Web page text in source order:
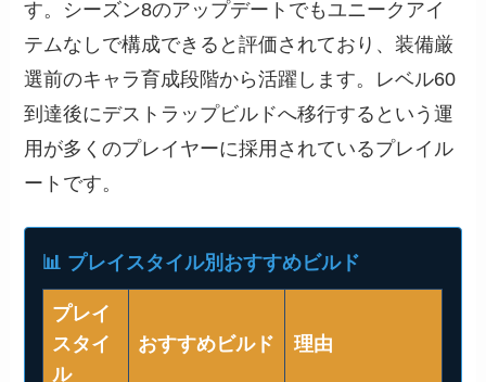
す。シーズン8のアップデートでもユニークアイ
テムなしで構成できると評価されており、装備厳
選前のキャラ育成段階から活躍します。レベル60
到達後にデストラップビルドへ移行するという運
用が多くのプレイヤーに採用されているプレイル
ートです。
📊 プレイスタイル別おすすめビルド
プレイ
スタイ
ル
おすすめビルド 理由